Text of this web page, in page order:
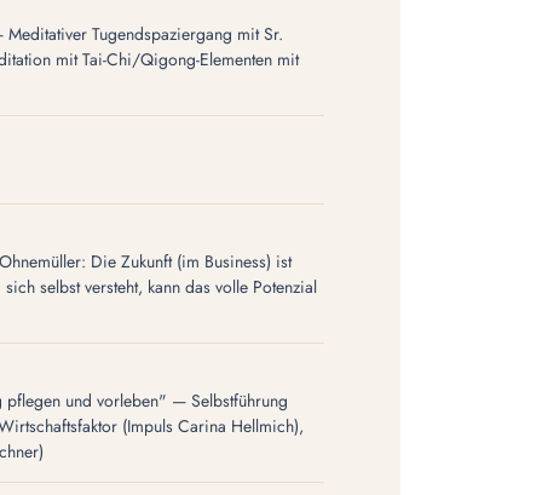
Tugendspaziergang mit Sr.
mit Tai-Chi/Qigong-Elementen mit
Die Zukunft (im Business) ist
selbst versteht, kann das volle Potenzial
pflegen und vorleben" — Selbstführung
(Impuls Carina Hellmich),